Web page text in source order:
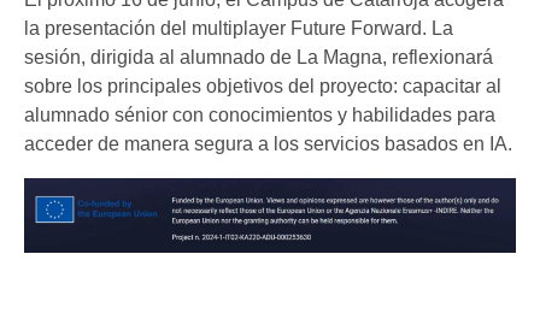
la presentación del multiplayer Future Forward. La
sesión, dirigida al alumnado de La Magna, reflexionará
sobre los principales objetivos del proyecto: capacitar al
alumnado sénior con conocimientos y habilidades para
acceder de manera segura a los servicios basados en IA.